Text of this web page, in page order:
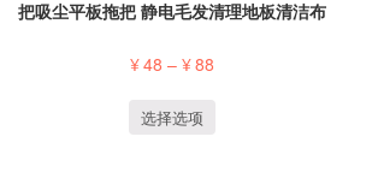
把吸尘平板拖把 静电毛发清理地板清洁布
¥48 –¥88
选择选项